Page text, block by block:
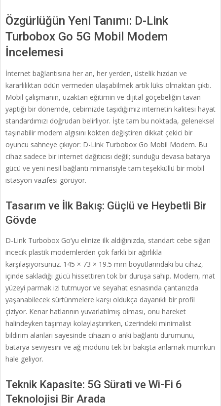
Özgürlüğün Yeni Tanımı: D-Link
Turbobox Go 5G Mobil Modem
İncelemesi
İnternet bağlantısına her an, her yerden, üstelik hızdan ve
kararlılıktan ödün vermeden ulaşabilmek artık lüks olmaktan çıktı.
Mobil çalışmanın, uzaktan eğitimin ve dijital göçebeliğin tavan
yaptığı bir dönemde, cebimizde taşıdığımız internetin kalitesi hayat
standardımızı doğrudan belirliyor. İşte tam bu noktada, geleneksel
taşınabilir modem algısını kökten değiştiren dikkat çekici bir
oyuncu sahneye çıkıyor: D-Link Turbobox Go Mobil Modem. Bu
cihaz sadece bir internet dağıtıcısı değil; sunduğu devasa batarya
gücü ve yeni nesil bağlantı mimarisiyle tam teşekküllü bir mobil
istasyon vazifesi görüyor.
Tasarım ve İlk Bakış: Güçlü ve Heybetli Bir
Gövde
D-Link Turbobox Go’yu elinize ilk aldığınızda, standart cebe sığan
incecik plastik modemlerden çok farklı bir ağırlıkla
karşılaşıyorsunuz. 145 × 73 × 19.5 mm boyutlarındaki bu cihaz,
içinde sakladığı gücü hissettiren tok bir duruşa sahip. Modern, mat
yüzeyi parmak izi tutmuyor ve seyahat esnasında çantanızda
yaşanabilecek sürtünmelere karşı oldukça dayanıklı bir profil
çiziyor. Kenar hatlarının yuvarlatılmış olması, onu hareket
halindeyken taşımayı kolaylaştırırken, üzerindeki minimalist
bildirim alanları sayesinde cihazın o anki bağlantı durumunu,
batarya seviyesini ve ağ modunu tek bir bakışta anlamak mümkün
hale geliyor.
Teknik Kapasite: 5G Sürati ve Wi-Fi 6
Teknolojisi Bir Arada